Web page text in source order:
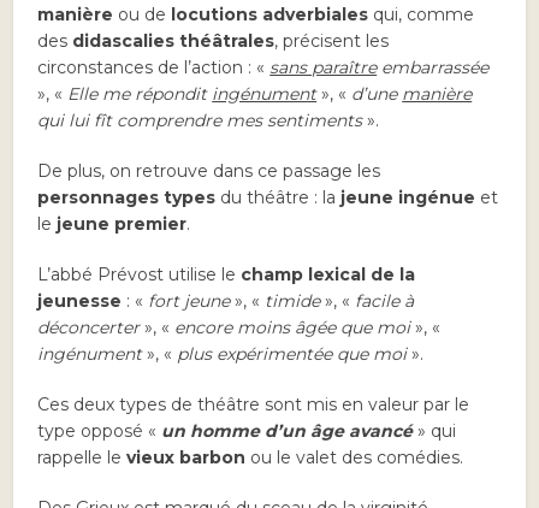
manière ou de locutions adverbiales qui, comme
des didascalies théâtrales, précisent les
circonstances de l’action : « sans paraîtreembarrassée
», « Elle me répondit ingénument», « d’une manière
qui lui fît comprendre mes sentiments».
De plus, on retrouve dans ce passage les
personnages types du théâtre : la jeune ingénue et
le jeune premier.
L’abbé Prévost utilise le champ lexical de la
jeunesse : « fort jeune», « timide», « facile à
déconcerter», « encore moins âgée que moi», «
ingénument», « plus expérimentée que moi».
Ces deux types de théâtre sont mis en valeur par le
type opposé « un homme d’un âge avancé» qui
rappelle le vieux barbon ou le valet des comédies.